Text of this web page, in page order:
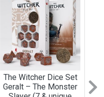
The Witcher Dice Set
Geralt – The Monster